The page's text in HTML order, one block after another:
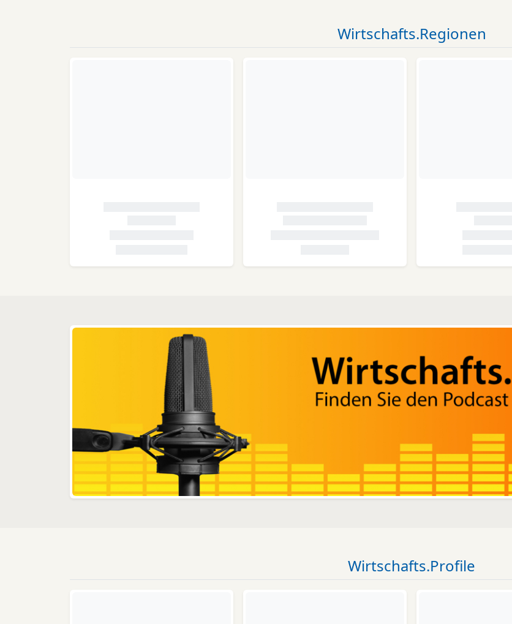
Wirtschafts.Regionen
Wirtschafts.Profile